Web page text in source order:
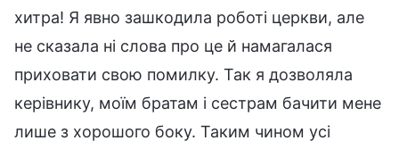
хитра! Я явно зашкодила роботі церкви, але
не сказала ні слова про це й намагалася
приховати свою помилку. Так я дозволяла
керівнику, моїм братам і сестрам бачити мене
лише з хорошого боку. Таким чином усі